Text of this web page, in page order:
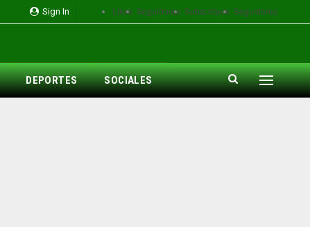
Likes Seguidores Subscribers Seguidores
Sign In
DEPORTES SOCIALES